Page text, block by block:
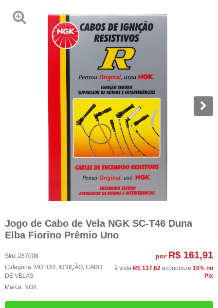
Jogo de Cabo de Vela NGK SC-T46 Duna
Elba Fiorino Prêmio Uno
Sku: 287008
Categoria: MOTOR, IGNIÇÃO, CABO
DE VELAS
Marca: NGK
por R$ 161,91
à vista R$ 137,62 economize 15% no
Pix